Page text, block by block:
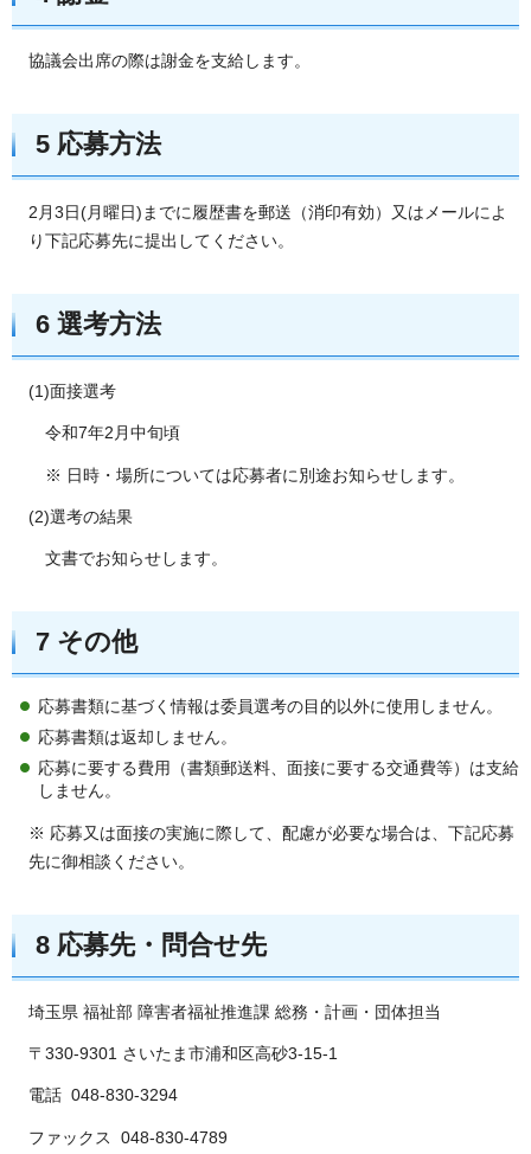
協議会出席の際は謝金を支給します。
5 応募方法
2月3日(月曜日)までに履歴書を郵送（消印有効）又はメールによ
り下記応募先に提出してください。
6 選考方法
(1)面接選考
令和7年2月中旬頃
※ 日時・場所については応募者に別途お知らせします。
(2)選考の結果
文書でお知らせします。
7 その他
応募書類に基づく情報は委員選考の目的以外に使用しません。
応募書類は返却しません。
応募に要する費用（書類郵送料、面接に要する交通費等）は支給
しません。
※ 応募又は面接の実施に際して、配慮が必要な場合は、下記応募
先に御相談ください。
8 応募先・問合せ先
埼玉県 福祉部 障害者福祉推進課 総務・計画・団体担当
〒330-9301 さいたま市浦和区高砂3-15-1
電話 048-830-3294
ファックス 048-830-4789